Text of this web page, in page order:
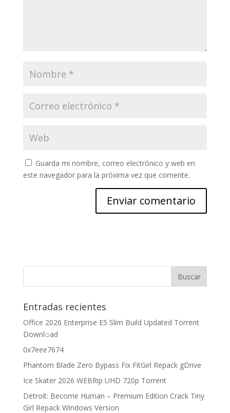
Guarda mi nombre, correo electrónico y web en
este navegador para la próxima vez que comente.
Entradas recientes
Office 2026 Enterprise E5 Slim Build Updated Torrent
Downl𝚘аd
0x7eee7674
Phantom Blade Zero Bypass Fix FitGirl Repack gDrive
Ice Skater 2026 WEBRip UHD 720p Torrent
Detroit: Become Human – Premium Edition Crack Tiny
Girl Repack Windows Version